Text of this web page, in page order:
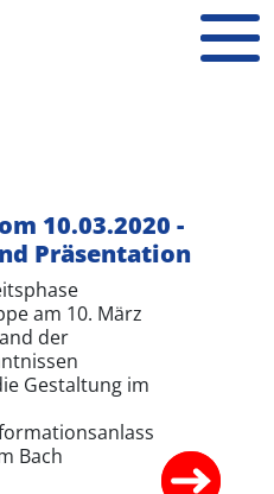
10.03.2020 -
Präsentation
am 10. März
der
Gestaltung im
Bach